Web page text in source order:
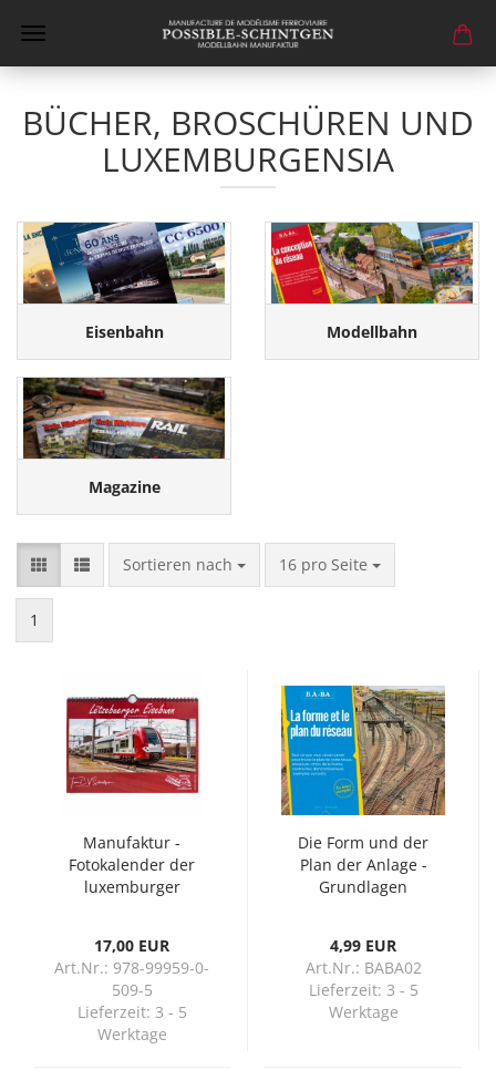
BÜCHER, BROSCHÜREN UND
LUXEMBURGENSIA
Eisenbahn Modellbahn
Magazine
Sortieren nach
Sortieren nach 16 pro Seite
pro Seite
1
Manufaktur -
Fotokalender der
luxemburger
17,00 EUR
Art.Nr.: 978-99959-0-
509-5
Lieferzeit: 3 - 5
Werktage
Die Form und der
Plan der Anlage -
Grundlagen
4,99 EUR
Art.Nr.: BABA02
Lieferzeit: 3 - 5
Werktage